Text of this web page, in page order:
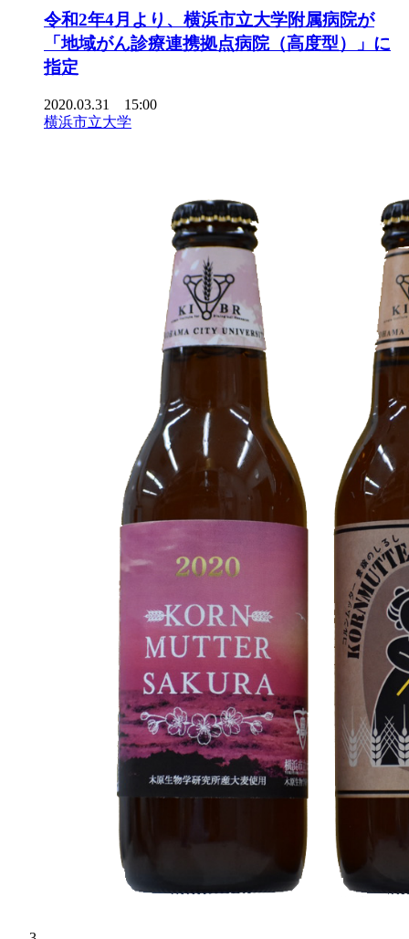
令和2年4月より、横浜市立大学附属病院が
「地域がん診療連携拠点病院（高度型）」に
指定
2020.03.31 15:00
横浜市立大学